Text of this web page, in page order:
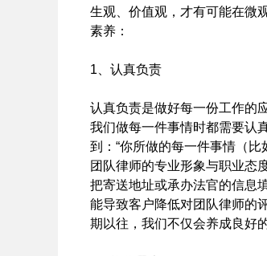
生观、价值观，才有可能在微
素养：
1、认真负责
认真负责是做好每一份工作的
我们做每一件事情时都需要认
到：“你所做的每一件事情（
团队律师的专业形象与职业态
把寄送地址或承办法官的信息
能导致客户降低对团队律师的
期以往，我们不仅会养成良好